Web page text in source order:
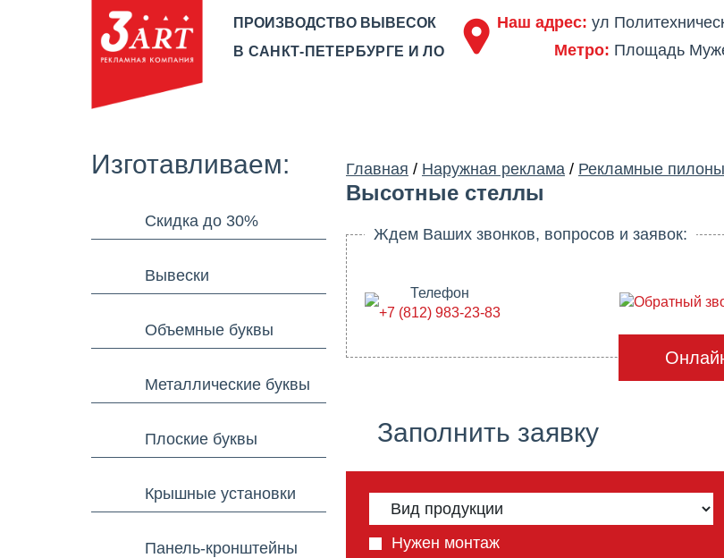
ПРОИЗВОДСТВО ВЫВЕСОК
В САНКТ-ПЕТЕРБУРГЕ И ЛО
Наш адрес: ул
Метро: Площадь
Изготавливаем:
Скидка до 30%
Вывески
Объемные буквы
Металлические буквы
Плоские буквы
Крышные установки
Панель-кронштейны
Главная / Наружная реклама / Рекламные
Высотные стеллы
Ждем Ваших звонков, вопросов и заявок:
Телефон
+7 (812) 983-23-83
Обратный
Заполнить заявку
Нужен монтаж